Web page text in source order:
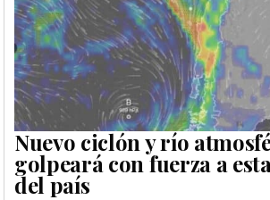
Nuevo ciclón y río
golpeará con fuerza a
del país